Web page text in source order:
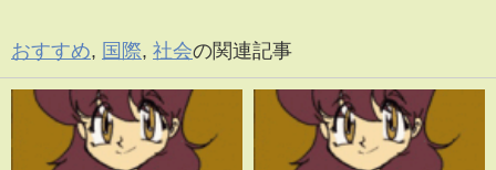
おすすめ, 国際, 社会の関連記事